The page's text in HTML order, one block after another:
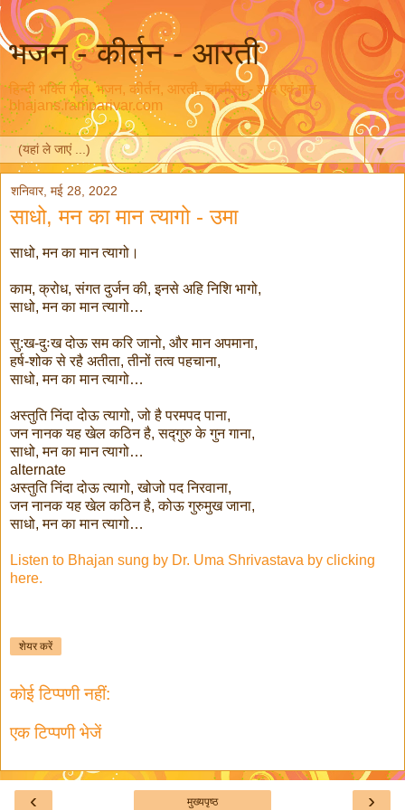
भजन - कीर्तन - आरती
हिन्दी भक्ति गीत, भजन, कीर्तन, आरती, चालीसा - शब्द एवं गान
bhajans.ramparivar.com
▼
शनिवार, मई 28, 2022
साधो, मन का मान त्यागो - उमा
साधो, मन का मान त्यागो।
काम, क्रोध, संगत दुर्जन की, इनसे अहि निशि भागो,
साधो, मन का मान त्यागो…
सु:ख-दुःख दोऊ सम करि जानो, और मान अपमाना,
हर्ष-शोक से रहै अतीता, तीनों तत्व पहचाना,
साधो, मन का मान त्यागो…
अस्तुति निंदा दोऊ त्यागो, जो है परमपद पाना,
जन नानक यह खेल कठिन है, सद्गुरु के गुन गाना,
साधो, मन का मान त्यागो…
alternate
अस्तुति निंदा दोऊ त्यागो, खोजो पद निरवाना,
जन नानक यह खेल कठिन है, कोऊ गुरुमुख जाना,
साधो, मन का मान त्यागो…
Listen to Bhajan sung by Dr. Uma Shrivastava by clicking
here.
शेयर करें
कोई टिप्पणी नहीं:
एक टिप्पणी भेजें
‹ ›
मुख्यपृष्ठ